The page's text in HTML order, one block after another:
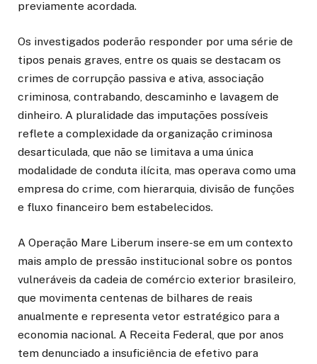
previamente acordada.
Os investigados poderão responder por uma série de
tipos penais graves, entre os quais se destacam os
crimes de corrupção passiva e ativa, associação
criminosa, contrabando, descaminho e lavagem de
dinheiro. A pluralidade das imputações possíveis
reflete a complexidade da organização criminosa
desarticulada, que não se limitava a uma única
modalidade de conduta ilícita, mas operava como uma
empresa do crime, com hierarquia, divisão de funções
e fluxo financeiro bem estabelecidos.
A Operação Mare Liberum insere-se em um contexto
mais amplo de pressão institucional sobre os pontos
vulneráveis da cadeia de comércio exterior brasileiro,
que movimenta centenas de bilhares de reais
anualmente e representa vetor estratégico para a
economia nacional. A Receita Federal, que por anos
tem denunciado a insuficiência de efetivo para